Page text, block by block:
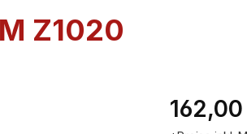
Z1020
Regulärer